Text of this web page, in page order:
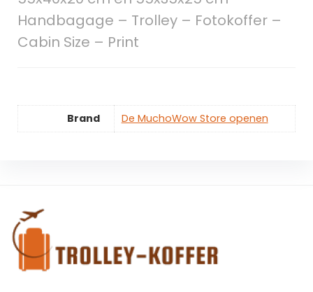
Handbagage – Trolley – Fotokoffer –
Cabin Size – Print
Brand De MuchoWow Store openen